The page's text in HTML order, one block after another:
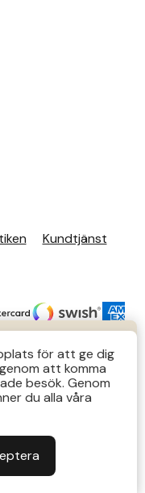
14 Lör 12-14
Kundtjänst
för att ge dig
att komma
besök. Genom
du alla våra